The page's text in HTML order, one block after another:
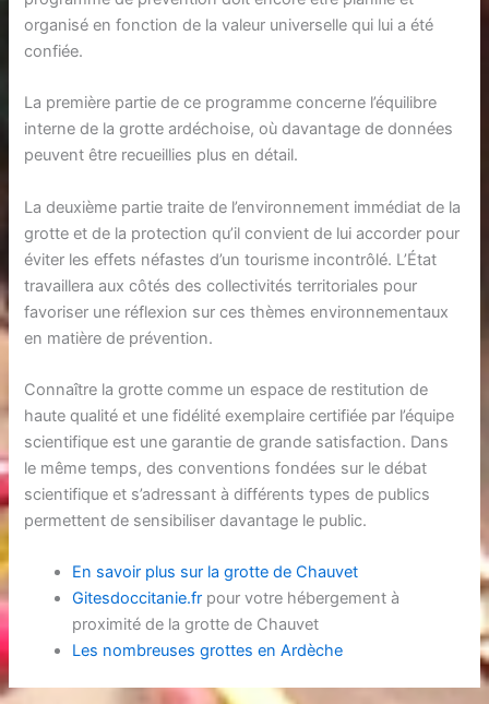
organisé en fonction de la valeur universelle qui lui a été
confiée.
La première partie de ce programme concerne l’équilibre
interne de la grotte ardéchoise, où davantage de données
peuvent être recueillies plus en détail.
La deuxième partie traite de l’environnement immédiat de la
grotte et de la protection qu’il convient de lui accorder pour
éviter les effets néfastes d’un tourisme incontrôlé. L’État
travaillera aux côtés des collectivités territoriales pour
favoriser une réflexion sur ces thèmes environnementaux
en matière de prévention.
Connaître la grotte comme un espace de restitution de
haute qualité et une fidélité exemplaire certifiée par l’équipe
scientifique est une garantie de grande satisfaction. Dans
le même temps, des conventions fondées sur le débat
scientifique et s’adressant à différents types de publics
permettent de sensibiliser davantage le public.
En savoir plus sur la grotte de Chauvet
Gitesdoccitanie.fr pour votre hébergement à
proximité de la grotte de Chauvet
Les nombreuses grottes en Ardèche